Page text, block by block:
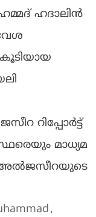
ഹദാലിൻ
റിപ്പോർട്ട്
മാധ്യമ
അൽജസീറയുടെ
,